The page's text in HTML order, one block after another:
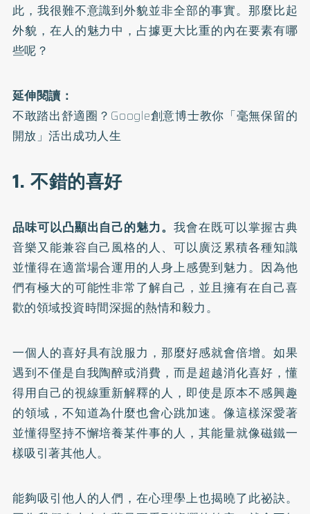
此，我很難不意識到外貌並非全部的事實。那麼比起
外貌，在人的魅力中，占據更大比重的內在要素有哪
些呢？
延伸閱讀：
不敢踏出舒適圈？Google創意博士教你「毫無保留的
開放」活出成功人生
1. 不錯的喜好
品味可以凸顯出自己的魅力。我會在既可以掌握古典
音樂又能兼容自己風格的人、可以廣泛累積各種知識
並懂得在適當場合運用的人身上感覺到魅力。因為他
們有極大的可能性非常了解自己，並且擁有在自己喜
歡的領域投資時間深掘的熱情和毅力。
一個人的喜好具有說服力，那麼好感就會倍增。如果
遇到不僅是自我陶醉或消費，而是超越消化喜好，懂
得用自己的視線重新解釋的人，即使是原本不感興趣
的領域，不知道為什麼也會心跳加速。像這樣深愛著
並懂得堅持不懈培養某件事的人，其能量就像磁鐵一
樣吸引著其他人。
能夠吸引他人的人們，在心理學上也揭曉了此祕訣。